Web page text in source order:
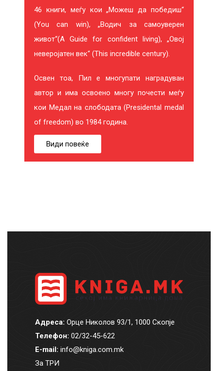
46 книги, меѓу кои „Можеш да победиш“
(You can win), „Водич за самоуверен
живот“(A Guide for confident living), „Овој
неверојатен век“ (This incredible century).
Освен тоа, Пил е многупати наградуван
автор и има освоено многу почести меѓу
кои Медал на слободата (Presidental medal
of freedom) во 1984 година.
Види повеќе
Адреса: Орце Николов 93/1, 1000 Скопје
Телефон: 02/32-45-622
E-mail: info@kniga.com.mk
За ТРИ